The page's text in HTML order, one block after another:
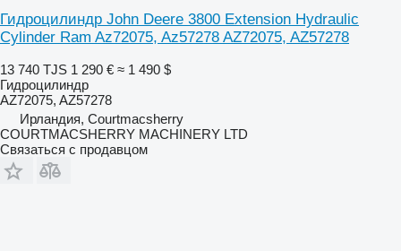
Гидроцилиндр John Deere 3800 Extension Hydraulic
Cylinder Ram Az72075, Az57278 AZ72075, AZ57278
13 740 TJS 1 290 € ≈ 1 490 $
Гидроцилиндр
AZ72075, AZ57278
Ирландия, Courtmacsherry
COURTMACSHERRY MACHINERY LTD
Связаться с продавцом